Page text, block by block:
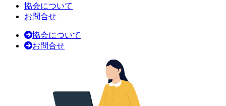
協会について
お問合せ
協会について
お問合せ